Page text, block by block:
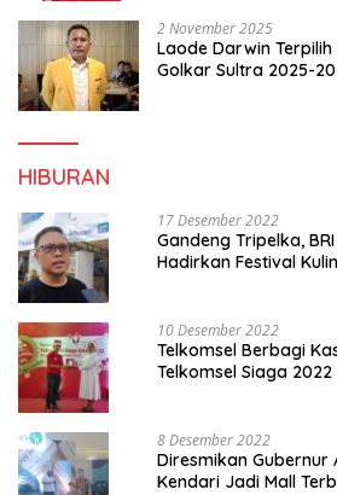
2 November 2025
Laode Darwin
Golkar Sultra 2025-
HIBURAN
17 Desember 2022
Gandeng Tripelka,
Hadirkan Festival
10 Desember 2022
Telkomsel Berbagi
Telkomsel Siaga 2022
8 Desember 2022
Diresmikan Gubernur
Kendari Jadi Mall